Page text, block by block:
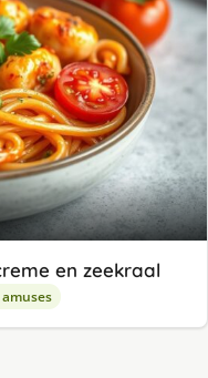
en zeekraal